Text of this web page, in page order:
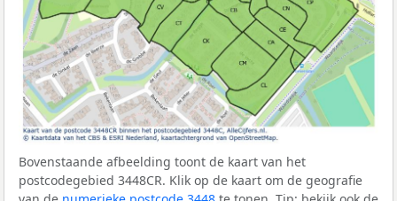
Bovenstaande afbeelding toont de kaart van het
postcodegebied 3448CR. Klik op de kaart om de geografie